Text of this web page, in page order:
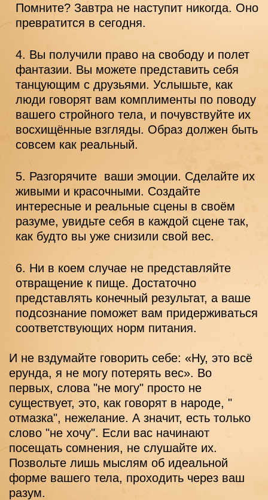
Помните? Завтра не наступит никогда. Оно
превратится в сегодня.
Вы получили право на свободу и полет
фантазии. Вы можете представить себя
танцующим с друзьями. Услышьте, как
люди говорят вам комплименты по поводу
вашего стройного тела, и почувствуйте их
восхищённые взгляды. Образ должен быть
совсем как реальный.
Разгорячите  ваши эмоции. Сделайте их
живыми и красочными. Создайте
интересные и реальные сцены в своём
разуме, увидьте себя в каждой сцене так,
как будто вы уже снизили свой вес.
Ни в коем случае не представляйте
отвращение к пище. Достаточно
представлять конечный результат, а ваше
подсознание поможет вам придерживаться
соответствующих норм питания.
И не вздумайте говорить себе: «Ну, это всё
ерунда, я не могу потерять вес». Во
первых, слова "не могу" просто не
существует, это, как говорят в народе, "
отмазка", нежелание. А значит, есть только
слово "не хочу". Если вас начинают
посещать сомнения, не слушайте их.
Позвольте лишь мыслям об идеальной
форме вашего тела, проходить через ваш
разум.